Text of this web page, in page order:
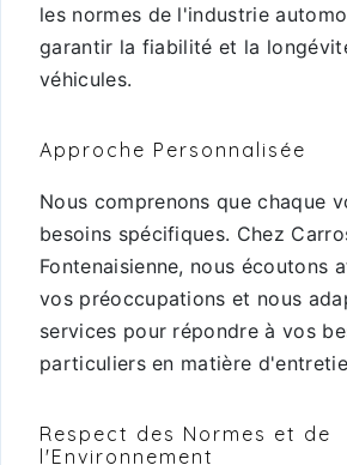
les normes de l'industrie
garantir la fiabilité et la
véhicules.
Approche Personnalisée
Nous comprenons que chaque
besoins spécifiques. Chez
Fontenaisienne, nous écoutons
vos préoccupations et nous
services pour répondre à vos
particuliers en matière
Respect des Normes et de
l'Environnement